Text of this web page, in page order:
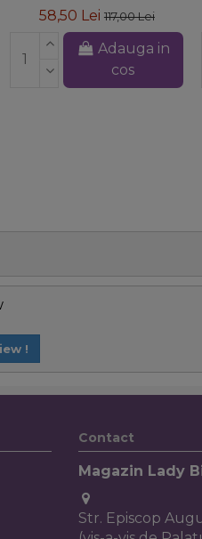
58,50 Lei 117,00 Lei
Adauga in
cos
!
Contact
Magazin Lady
Str. Episcop